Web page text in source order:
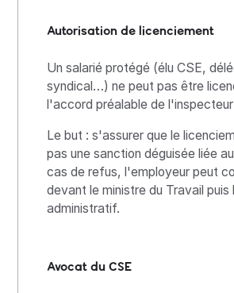
Autorisation de licenciement
Un salarié protégé (élu CSE,
syndical…) ne peut pas être
l'accord préalable de
Le but : s'assurer que le
pas une sanction déguisée liée
cas de refus, l'employeur peut
devant le ministre du Travail puis
administratif.
Avocat du CSE